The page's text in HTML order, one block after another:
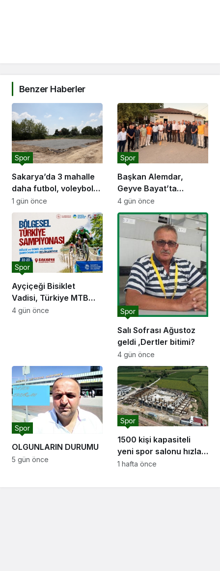
Benzer Haberler
Sakarya’da 3 mahalle
daha futbol, voleybol
ve basketbol sahasına
kavuşuyor
Spor
1 gün önce
Başkan Alemdar,
Geyve Bayat’ta
hemşehrileriyle
buluştu: “Gençlik ve
spor yatırımlarını
hayata geçirmeye
devam edeceğiz”
Spor
4 gün önce
Ayçiçeği Bisiklet
Vadisi, Türkiye MTB
Şampiyonası’na ev
Spor
4 gün önce
Salı Sofrası Ağustoz
geldi ,Dertler bitimi?
Spor
4 gün önce
OLGUNLARIN DURUMU
Spor
5 gün önce
1500 kişi kapasiteli
yeni spor salonu hızla
yükseliyor: “Salon
Spor
1 hafta önce